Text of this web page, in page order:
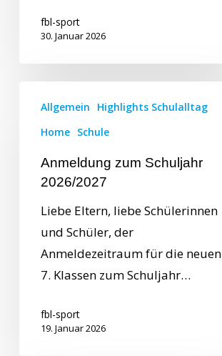
fbl-sport
30. Januar 2026
Allgemein
Highlights Schulalltag
Home Schule
Anmeldung zum Schuljahr
2026/2027
Liebe Eltern, liebe Schülerinnen
und Schüler, der
Anmeldezeitraum für die neuen
7. Klassen zum Schuljahr…
fbl-sport
19. Januar 2026